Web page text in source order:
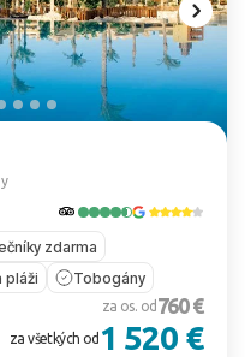
zdarma
pláži Tobogány
za os. od 760 €
za všetkých od 1 520 €